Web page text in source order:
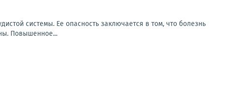
системы. Ее опасность заключается в том, что болезнь
Повышенное...